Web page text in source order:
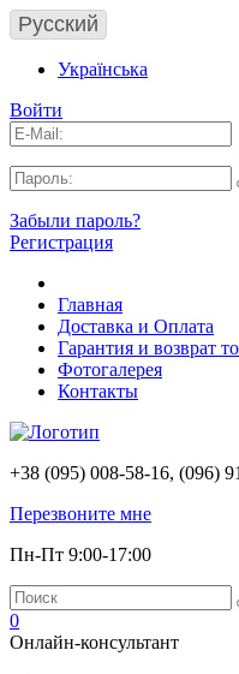
Русский
Українська
Войти
Забыли пароль?
Регистрация
Главная
Доставка и Оплата
Гарантия и возврат
Фотогалерея
Контакты
+38 (095) 008-58-16, (096)
Перезвоните мне
Пн-Пт 9:00-17:00
0
Онлайн-консультант